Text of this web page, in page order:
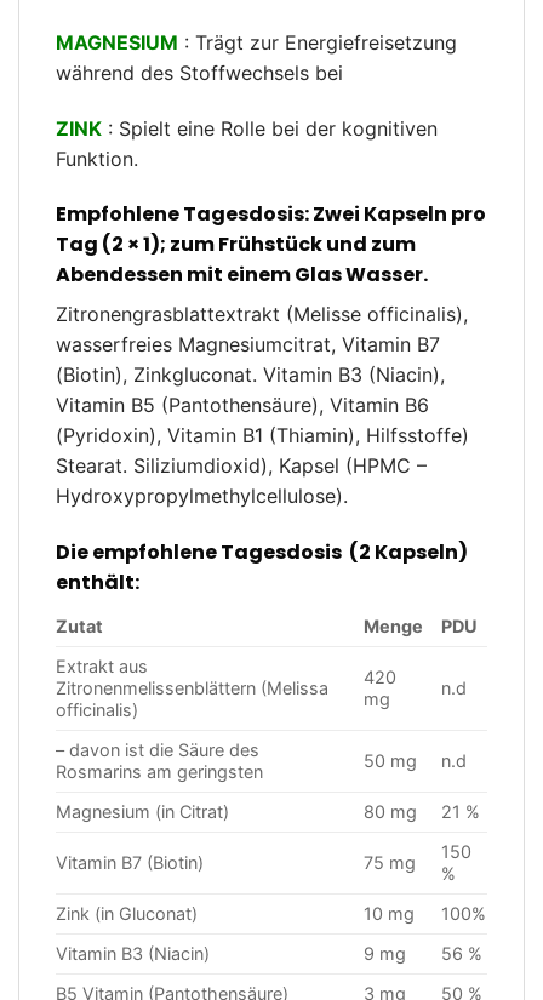
MAGNESIUM : Trägt zur Energiefreisetzung
während des Stoffwechsels bei
ZINK : Spielt eine Rolle bei der kognitiven
Funktion.
Empfohlene Tagesdosis:Zwei Kapseln pro
Tag (2 × 1); zum Frühstück und zum
Abendessen mit einem Glas Wasser.
Zitronengrasblattextrakt (Melisse officinalis),
wasserfreies Magnesiumcitrat, Vitamin B7
(Biotin), Zinkgluconat. Vitamin B3 (Niacin),
Vitamin B5 (Pantothensäure), Vitamin B6
(Pyridoxin), Vitamin B1 (Thiamin), Hilfsstoffe)
Stearat. Siliziumdioxid), Kapsel (HPMC –
Hydroxypropylmethylcellulose).
Die empfohlene Tagesdosis (2 Kapseln)
enthält:
Zutat Menge
PDU
Extrakt aus
Zitronenmelissenblättern (Melissa
officinalis)
420
mg
n.d
– davon ist die Säure des
Rosmarins am geringsten
50 mg n.d
Magnesium (in Citrat) 80 mg 21 %
Vitamin B7 (Biotin) 75 mg
150
%
Zink (in Gluconat)
10 mg
100%
Vitamin B3 (Niacin)
9 mg
56 %
B5 Vitamin (Pantothensäure)
3 mg 50 %